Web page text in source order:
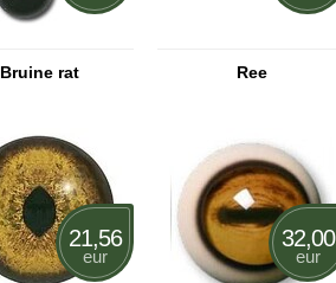
Bruine rat Ree
21,56
eur
32,00
eur